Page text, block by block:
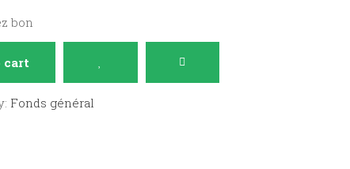
bon
cart
Fonds général